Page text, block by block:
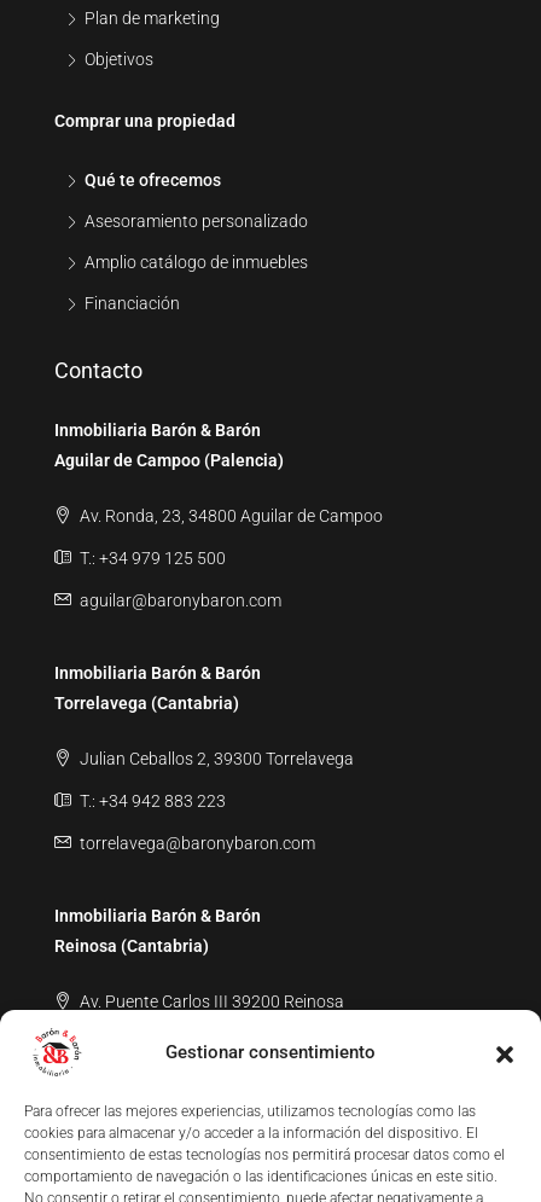
Gestionar consentimiento
Para ofrecer las mejores experiencias, utilizamos tecnologías como las
cookies para almacenar y/o acceder a la información del dispositivo. El
consentimiento de estas tecnologías nos permitirá procesar datos como el
comportamiento de navegación o las identificaciones únicas en este sitio.
No consentir o retirar el consentimiento, puede afectar negativamente a
Plan de marketing
Objetivos
Comprar una propiedad
Qué te ofrecemos
Asesoramiento personalizado
Amplio catálogo de inmuebles
Financiación
Contacto
Inmobiliaria Barón & Barón
Aguilar de Campoo (Palencia)
Av. Ronda, 23, 34800 Aguilar de Campoo
T.: +34 979 125 500
aguilar@baronybaron.com
Inmobiliaria Barón & Barón
Torrelavega (Cantabria)
Julian Ceballos 2, 39300 Torrelavega
T.: +34 942 883 223
torrelavega@baronybaron.com
Inmobiliaria Barón & Barón
Reinosa (Cantabria)
Av. Puente Carlos III 39200 Reinosa
T.: +34 619 694 070